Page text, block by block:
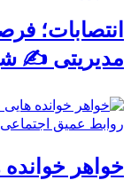
انتصابات؛
مدیریتی ✍
خواهر